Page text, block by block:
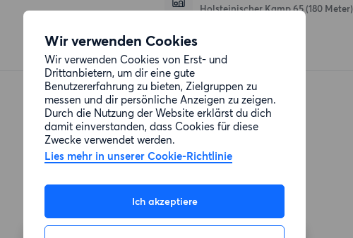
Wir verwenden Cookies
Wir verwenden Cookies von Erst- und
Drittanbietern, um dir eine gute
Benutzererfahrung zu bieten, Zielgruppen zu
messen und dir persönliche Anzeigen zu zeigen.
Durch die Nutzung der Website erklärst du dich
damit einverstanden, dass Cookies für diese
Zwecke verwendet werden.
Lies mehr in unserer Cookie-Richtlinie
Ich akzeptiere
Holsteinischer Kamp 65 (180 Meter)